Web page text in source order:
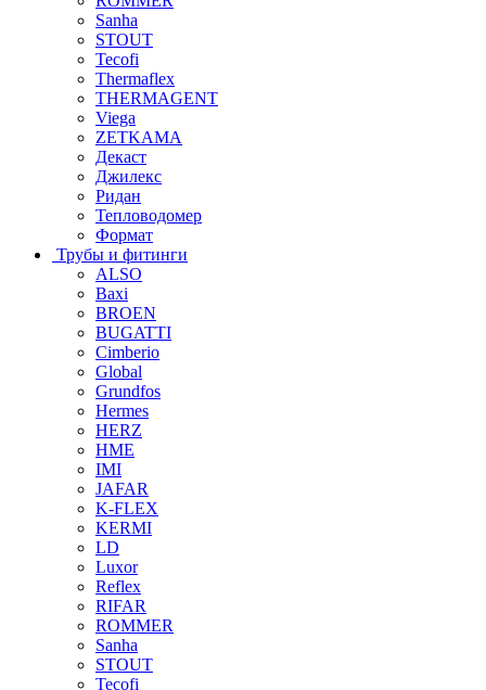
Sanha
STOUT
Tecofi
Thermaflex
THERMAGENT
Viega
ZETKAMA
Декаст
Джилекс
Ридан
Тепловодомер
Формат
Трубы и фитинги
ALSO
Baxi
BROEN
BUGATTI
Cimberio
Global
Grundfos
Hermes
HERZ
HME
IMI
JAFAR
K-FLEX
KERMI
LD
Luxor
Reflex
RIFAR
ROMMER
Sanha
STOUT
Tecofi